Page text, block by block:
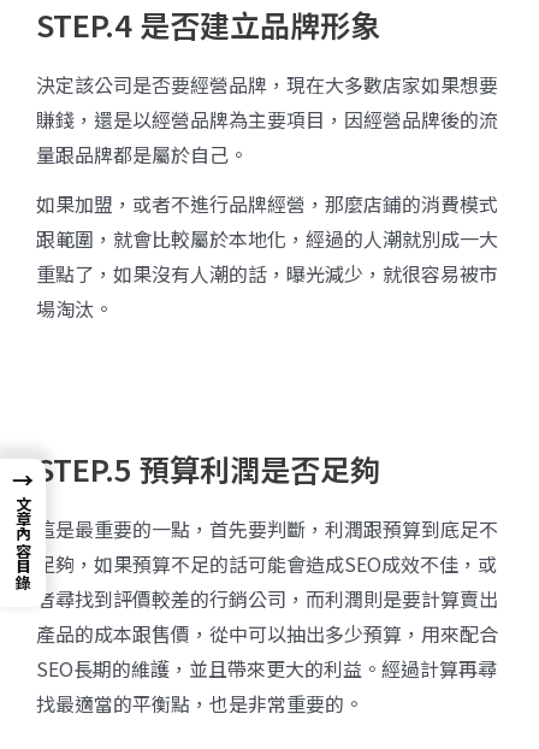
STEP.4 是否建立品牌形象
決定該公司是否要經營品牌，現在大多數店家如果想要
賺錢，還是以經營品牌為主要項目，因經營品牌後的流
量跟品牌都是屬於自己。
如果加盟，或者不進行品牌經營，那麼店鋪的消費模式
跟範圍，就會比較屬於本地化，經過的人潮就別成一大
重點了，如果沒有人潮的話，曝光減少，就很容易被市
場淘汰。
STEP.5 預算利潤是否足夠
這是最重要的一點，首先要判斷，利潤跟預算到底足不
足夠，如果預算不足的話可能會造成SEO成效不佳，或
者尋找到評價較差的行銷公司，而利潤則是要計算賣出
產品的成本跟售價，從中可以抽出多少預算，用來配合
SEO長期的維護，並且帶來更大的利益。經過計算再尋
找最適當的平衡點，也是非常重要的。
→
文章內容目錄